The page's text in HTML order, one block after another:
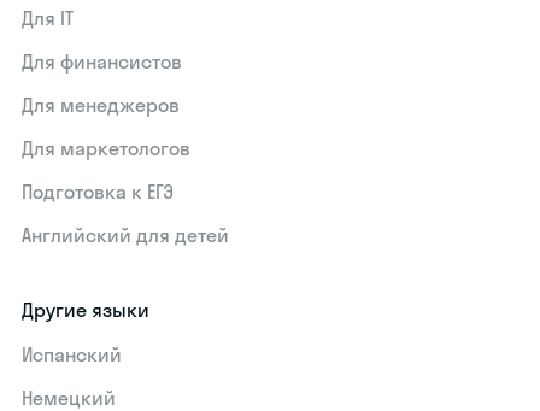
Для IT
Для финансистов
Для менеджеров
Для маркетологов
Подготовка к ЕГЭ
Английский для детей
Другие языки
Испанский
Немецкий